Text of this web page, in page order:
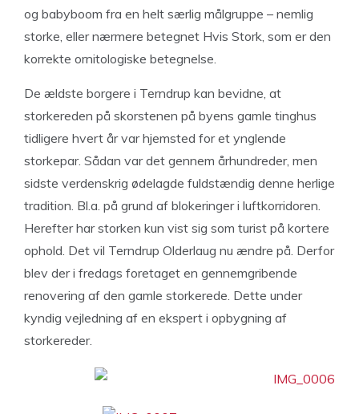
og babyboom fra en helt særlig målgruppe – nemlig
storke, eller nærmere betegnet Hvis Stork, som er den
korrekte ornitologiske betegnelse.
De ældste borgere i Terndrup kan bevidne, at
storkereden på skorstenen på byens gamle tinghus
tidligere hvert år var hjemsted for et ynglende
storkepar. Sådan var det gennem århundreder, men
sidste verdenskrig ødelagde fuldstændig denne herlige
tradition. Bl.a. på grund af blokeringer i luftkorridoren.
Herefter har storken kun vist sig som turist på kortere
ophold. Det vil Terndrup Olderlaug nu ændre på. Derfor
blev der i fredags foretaget en gennemgribende
renovering af den gamle storkerede. Dette under
kyndig vejledning af en ekspert i opbygning af
storkereder.